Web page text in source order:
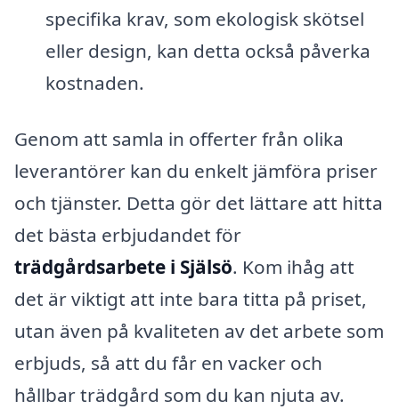
specifika krav, som ekologisk skötsel
eller design, kan detta också påverka
kostnaden.
Genom att samla in offerter från olika
leverantörer kan du enkelt jämföra priser
och tjänster. Detta gör det lättare att hitta
det bästa erbjudandet för
trädgårdsarbete i Själsö. Kom ihåg att
det är viktigt att inte bara titta på priset,
utan även på kvaliteten av det arbete som
erbjuds, så att du får en vacker och
hållbar trädgård som du kan njuta av.